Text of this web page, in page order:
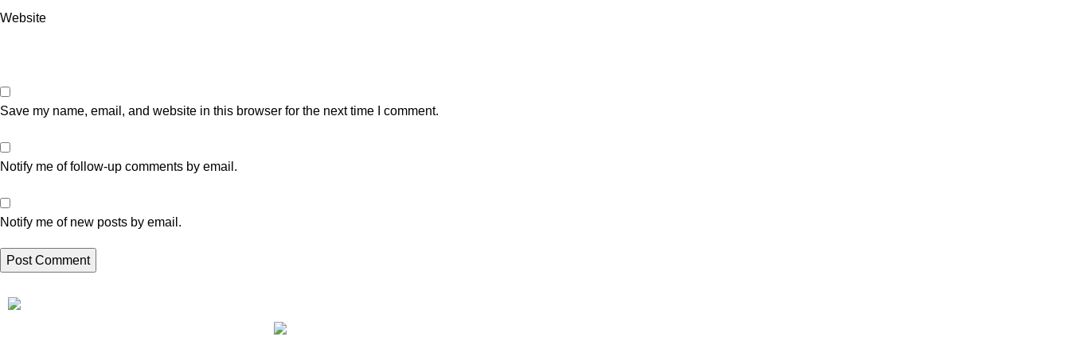
Website
Save my name, email, and website in this browser for the next time I comment.
Notify me of follow-up comments by email.
Notify me of new posts by email.